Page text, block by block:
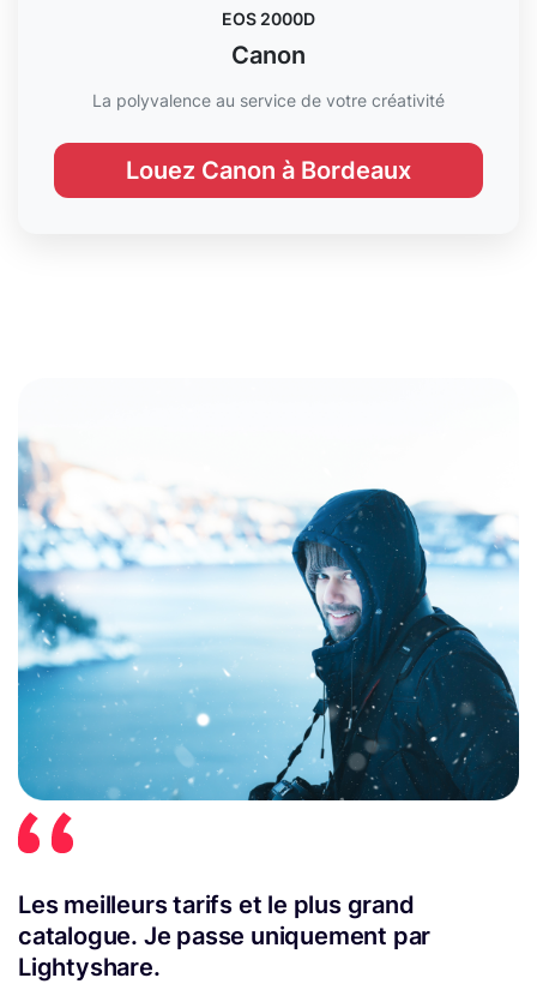
EOS 2000D
Canon
La polyvalence au service de votre créativité
Louez Canon à Bordeaux
Les meilleurs tarifs et le plus grand
catalogue. Je passe uniquement par
Lightyshare.